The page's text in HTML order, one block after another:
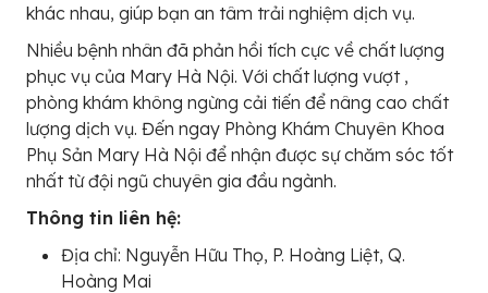
khác nhau, giúp bạn an tâm trải nghiệm dịch vụ.
Nhiều bệnh nhân đã phản hồi tích cực về chất lượng
phục vụ của Mary Hà Nội. Với chất lượng vượt ,
phòng khám không ngừng cải tiến để nâng cao chất
lượng dịch vụ. Đến ngay Phòng Khám Chuyên Khoa
Phụ Sản Mary Hà Nội để nhận được sự chăm sóc tốt
nhất từ đội ngũ chuyên gia đầu ngành.
Thông tin liên hệ:
Địa chỉ: Nguyễn Hữu Thọ, P. Hoàng Liệt, Q.
Hoàng Mai